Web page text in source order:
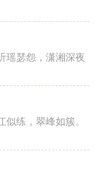
瑶瑟怨，潇湘深夜
练，翠峰如簇。